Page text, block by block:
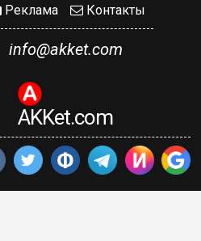
Реклама Контакты
info@akket.com
AKKet.com